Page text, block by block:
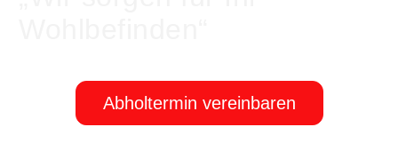
Abholtermin vereinbaren